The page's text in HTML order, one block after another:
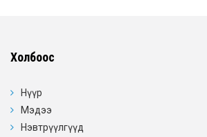
Холбоос
Нүүр
Мэдээ
Нэвтрүүлгүүд